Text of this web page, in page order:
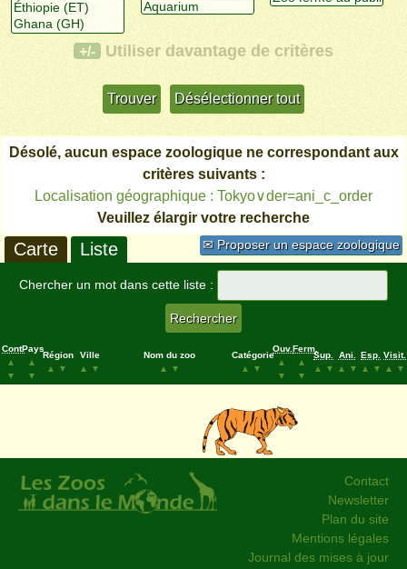
+/- Utiliser davantage de critères
Désolé, aucun espace zoologique ne correspondant aux
critères suivants :
Localisation géographique : Tokyo∨der=ani_c_order
Veuillez élargir votre recherche
✉ Proposer un espace zoologique
Carte Liste
Chercher un mot dans cette liste :
Cont.
▲
▼
Pays
▲
▼
Région
▲
▼
Ville
▲
▼
Nom du zoo
▲
▼
Catégorie
▲
▼
Ouv.
▲
▼
Ferm.
▲
▼
Sup.
▲
▼
Ani.
▲
▼
Esp.
▲
▼
Visit.
▲
▼
Contact
Newsletter
Plan du site
Mentions légales
Journal des mises à jour